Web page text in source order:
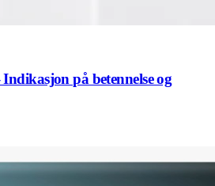
på betennelse og